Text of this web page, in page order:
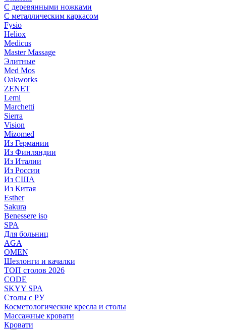
С деревянными ножками
С металлическим каркасом
Fysio
Heliox
Medicus
Master Massage
Элитные
Med Mos
Oakworks
ZENET
Lemi
Marchetti
Sierra
Vision
Mizomed
Из Германии
Из Финляндии
Из Италии
Из России
Из США
Из Китая
Esther
Sakura
Benessere iso
SPA
Для больниц
AGA
OMEN
Шезлонги и качалки
ТОП столов 2026
CODE
SKYY SPA
Столы с РУ
Косметологические кресла и столы
Массажные кровати
Кровати